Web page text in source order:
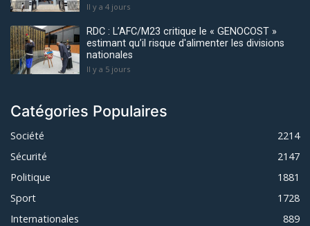
Il y a 4 jours
RDC : L’AFC/M23 critique le « GENOCOST »
estimant qu’il risque d'alimenter les divisions
nationales
Il y a 5 jours
Catégories Populaires
Société
2214
Sécurité
2147
Politique
1881
Sport
1728
Internationales
889